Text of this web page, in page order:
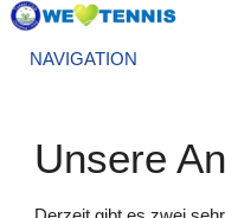
NAVIGATION
Unsere